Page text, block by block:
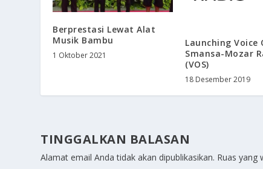
Berprestasi Lewat Alat
Musik Bambu
1 Oktober 2021
Launching Voice
Smansa-Mozar
(VOS)
18 Desember 2019
TINGGALKAN BALASAN
Alamat email Anda tidak akan dipublikasikan. Ruas yang